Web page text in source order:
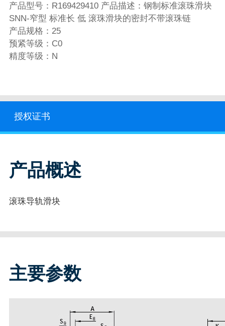
产品型号：R169429410 产品描述：钢制标准滚珠滑块
SNN-窄型 标准长 低 滚珠滑块的密封不带滚珠链
产品规格：25
预紧等级：C0
精度等级：N
授权证书
产品概述
滚珠导轨滑块
主要参数